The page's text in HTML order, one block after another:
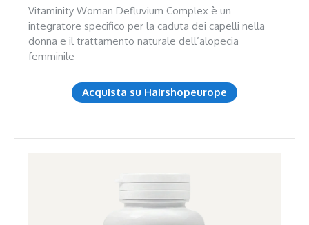
Vitaminity Woman Defluvium Complex è un
integratore specifico per la caduta dei capelli nella
donna e il trattamento naturale dell’alopecia
femminile
Acquista su Hairshopeurope